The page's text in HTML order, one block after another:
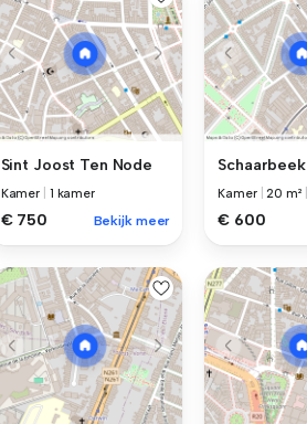
Sint Joost Ten Node
Kamer 1 kamer
€ 750 Bekijk meer
Schaarbeek
Kamer 20 m²
€ 600